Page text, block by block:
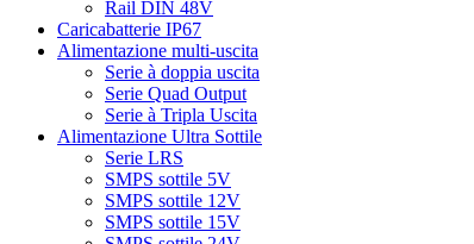
Rail DIN 48V
Caricabatterie IP67
Alimentazione multi-uscita
Serie à doppia uscita
Serie Quad Output
Serie à Tripla Uscita
Alimentazione Ultra Sottile
Serie LRS
SMPS sottile 5V
SMPS sottile 12V
SMPS sottile 15V